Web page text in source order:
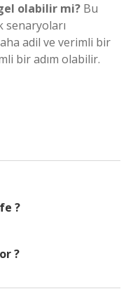
olabilir mi? Bu
adil ve verimli bir
bir adım olabilir.
?
?